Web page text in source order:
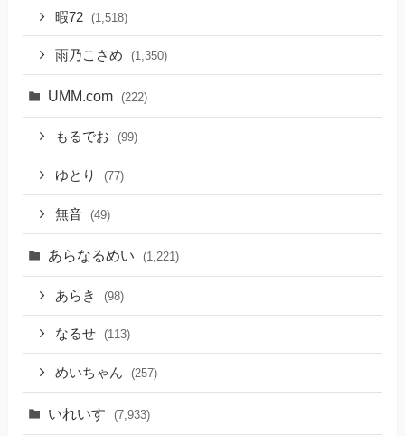
暇72 (1,518)
雨乃こさめ (1,350)
UMM.com (222)
もるでお (99)
ゆとり (77)
無音 (49)
あらなるめい (1,221)
あらき (98)
なるせ (113)
めいちゃん (257)
いれいす (7,933)